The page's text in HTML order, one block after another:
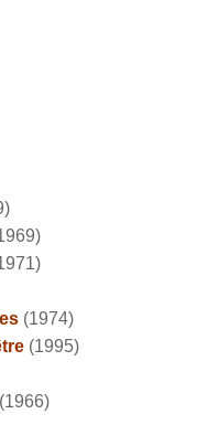
(1974)
(1995)
(1966)